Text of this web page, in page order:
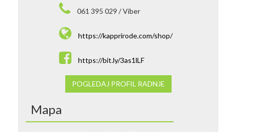
061 395 029 / Viber
https://kapprirode.com/shop/
https://bit.ly/3as1lLF
POGLEDAJ PROFIL RADNJE
Mapa